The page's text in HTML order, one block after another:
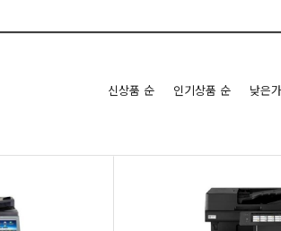
신상품 순 인기상품 순 낮은